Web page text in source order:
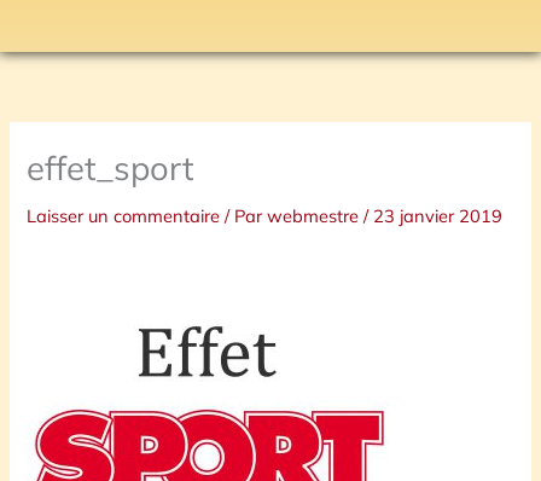
effet_sport
Laisser un commentaire / Parwebmestre/ 23 janvier 2019